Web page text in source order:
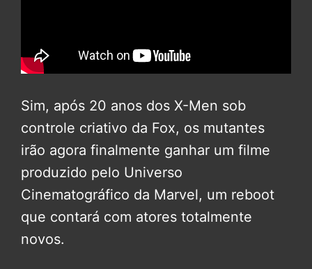
Sim, após 20 anos dos X-Men sob
controle criativo da Fox, os mutantes
irão agora finalmente ganhar um filme
produzido pelo Universo
Cinematográfico da Marvel, um reboot
que contará com atores totalmente
novos.